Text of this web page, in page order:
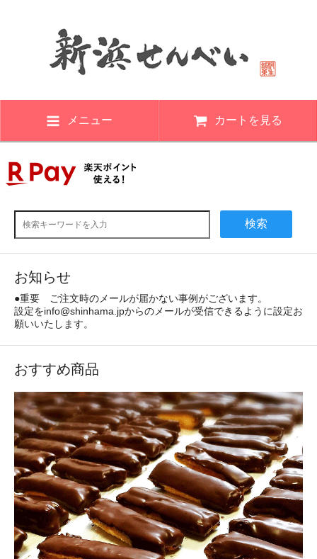
メニュー カートを見る
検索
お知らせ
●重要 ご注文時のメールが届かない事例がございます。
設定をinfo@shinhama.jpからのメールが受信できるように設定お
願いいたします。
おすすめ商品